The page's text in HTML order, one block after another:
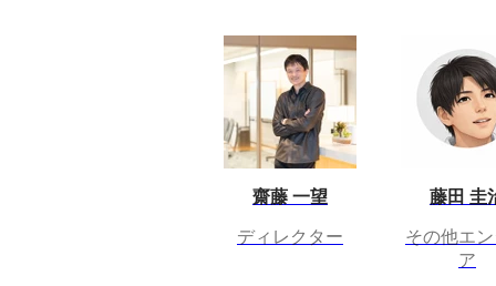
齋藤 一望
ディレクター
藤田 圭
その他エ
ア